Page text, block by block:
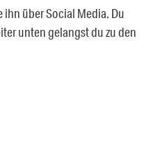
ihn über Social Media. Du
unten gelangst du zu den